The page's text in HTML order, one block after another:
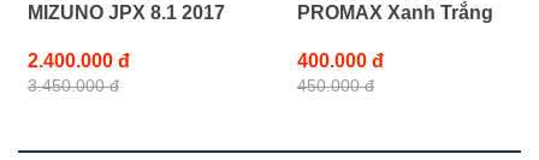
MIZUNO JPX 8.1 2017
2.400.000 đ
3.450.000 đ
PROMAX Xanh Trắng
400.000 đ
450.000 đ